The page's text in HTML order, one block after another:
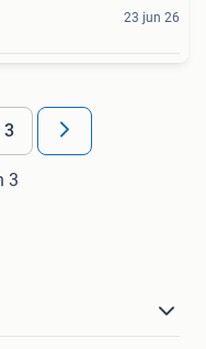
23 jun 26
3
3